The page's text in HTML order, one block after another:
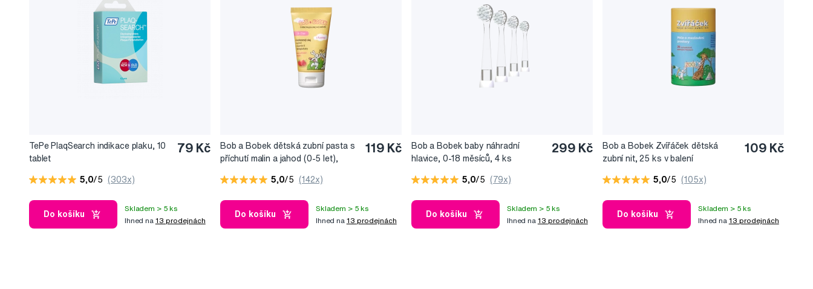
TePe PlaqSearch indikace plaku, 10
tablet
79 Kč
5,0/5 (303x)
Do košíku
Skladem > 5 ks
Ihned na 13 prodejnách
Bob a Bobek dětská zubní pasta s
příchutí malin a jahod (0-5 let),
119 Kč
5,0/5 (142x)
Do košíku
Skladem > 5 ks
Ihned na 13 prodejnách
Bob a Bobek baby náhradní
hlavice, 0-18 měsíců, 4 ks
299 Kč
5,0/5 (79x)
Do košíku
Skladem > 5 ks
Ihned na 13 prodejnách
Bob a Bobek Zvířáček dětská
zubní nit, 25 ks v balení
109 Kč
5,0/5 (105x)
Do košíku
Skladem > 5 ks
Ihned na 13 prodejnách